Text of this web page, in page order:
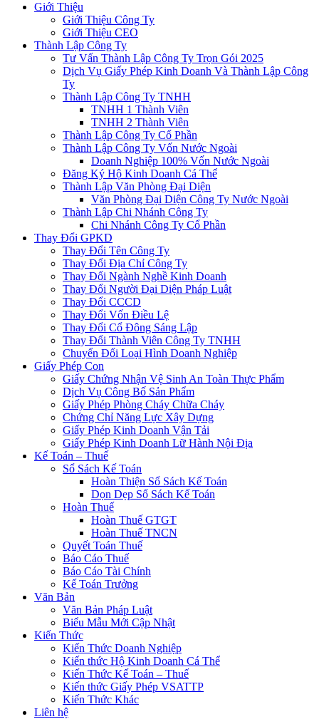
Giới Thiệu
Giới Thiệu Công Ty
Giới Thiệu CEO
Thành Lập Công Ty
Tư Vấn Thành Lập Công Ty Trọn Gói 2025
Dịch Vụ Giấy Phép Kinh Doanh Và Thành Lập Công
Ty
Thành Lập Công Ty TNHH
TNHH 1 Thành Viên
TNHH 2 Thành Viên
Thành Lập Công Ty Cổ Phần
Thành Lập Công Ty Vốn Nước Ngoài
Doanh Nghiệp 100% Vốn Nước Ngoài
Đăng Ký Hộ Kinh Doanh Cá Thể
Thành Lập Văn Phòng Đại Diện
Văn Phòng Đại Diện Công Ty Nước Ngoài
Thành Lập Chi Nhánh Công Ty
Chi Nhánh Công Ty Cổ Phần
Thay Đổi GPKD
Thay Đổi Tên Công Ty
Thay Đổi Địa Chỉ Công Ty
Thay Đổi Ngành Nghề Kinh Doanh
Thay Đổi Người Đại Diện Pháp Luật
Thay Đổi CCCD
Thay Đổi Vốn Điều Lệ
Thay Đổi Cổ Đông Sáng Lập
Thay Đổi Thành Viên Công Ty TNHH
Chuyển Đổi Loại Hình Doanh Nghiệp
Giấy Phép Con
Giấy Chứng Nhận Vệ Sinh An Toàn Thực Phẩm
Dịch Vụ Công Bố Sản Phẩm
Giấy Phép Phòng Cháy Chữa Cháy
Chứng Chỉ Năng Lực Xây Dựng
Giấy Phép Kinh Doanh Vận Tải
Giấy Phép Kinh Doanh Lữ Hành Nội Địa
Kế Toán – Thuế
Sổ Sách Kế Toán
Hoàn Thiện Sổ Sách Kế Toán
Dọn Dẹp Sổ Sách Kế Toán
Hoàn Thuế
Hoàn Thuế GTGT
Hoàn Thuế TNCN
Quyết Toán Thuế
Báo Cáo Thuế
Báo Cáo Tài Chính
Kế Toán Trưởng
Văn Bản
Văn Bản Pháp Luật
Biểu Mẫu Mới Cập Nhật
Kiến Thức
Kiến Thức Doanh Nghiệp
Kiến thức Hộ Kinh Doanh Cá Thể
Kiến Thức Kế Toán – Thuế
Kiến thức Giấy Phép VSATTP
Kiến Thức Khác
Liên hệ